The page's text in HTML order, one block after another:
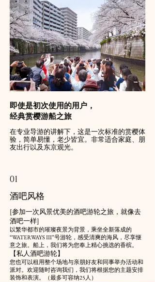
即使是初次使用的用户，
经典赏樱游船之旅
在专业导游的讲解下，这是一次标准的赏樱体
验，简单易懂，老少皆宜。非常适合家庭、朋
友出行以及东京观光。
01
酒吧风格
[参加一次风景优美的酒吧游轮之旅，就像去
酒吧一样]
以繁华都市的璀璨夜景为背景，乘坐全新落成的
“WATERWAYS III”号游轮，感受清爽的海风，尽享惬
意之旅。船上，我们将为您奉上精心挑选的香槟。
【私人酒吧游轮】
您也可以租用整个场地与亲朋好友和同事举办活动和
派对。欢迎随时咨询我们，我们将根据您的主题安排
装饰和表演。（最多可容纳25人）